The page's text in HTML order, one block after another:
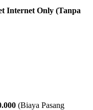
Internet Only (Tanpa
(Biaya Pasang